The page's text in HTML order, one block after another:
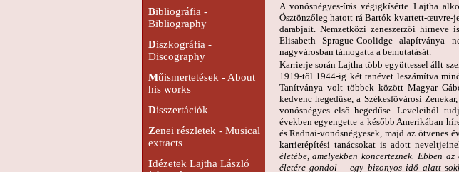
Bibliográfia -
Bibliography
Diszkográfia -
Discography
Műismertetések - About
his works
Disszertációk
Zenei részletek - Musical
extracts
Idézetek Lajtha László
A vonósnégyes-írás végigkísérte Lajtha
Ösztönzőleg hatott rá Bartók kvartett-œuvre-
darabjait. Nemzetközi zeneszerzői
Elisabeth Sprague-Coolidge alapítványa
nagyvárosban támogatta a bemutatását.
Karrierje során Lajtha több együttessel állt
1919-től 1944-ig két tanévet leszámítva
Tanítványa volt többek között Magyar
kedvenc hegedűse, a Székesfővárosi
vonósnégyes első hegedűse. Leveleiből
években egyengette a később Amerikában
és Radnai-vonósnégyesek, majd az ötvenes
karrierépítési tanácsokat is adott
életébe, amelyekben koncerteznek. Ebben
életére gondol – egy bizonyos idő alatt